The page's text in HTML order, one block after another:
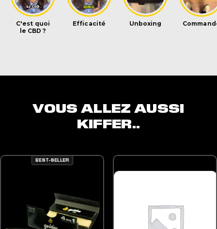
VOUS ALLEZ AUSSI
KIFFER..
BEST-SELLER
PEUVENT ÊTRE CHOISIES SUR LA PAGE DU PRODUIT
PRODUIT A PLUSIEURS VARIATIONS. LES OPTIONS PEUVENT ÊTRE CHOISIES SUR